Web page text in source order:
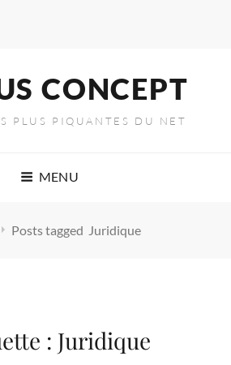
CONCEPT
PLUS PIQUANTES DU NET
MENU
Posts tagged Juridique
: Juridique